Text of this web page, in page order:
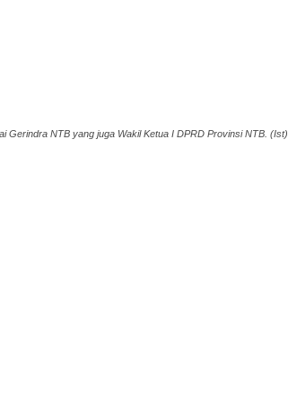
Gerindra NTB yang juga Wakil Ketua I DPRD Provinsi NTB. (Ist)